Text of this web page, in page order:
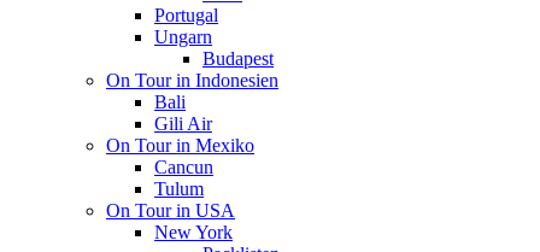
Portugal
Ungarn
Budapest
On Tour in Indonesien
Bali
Gili Air
On Tour in Mexiko
Cancun
Tulum
On Tour in USA
New York